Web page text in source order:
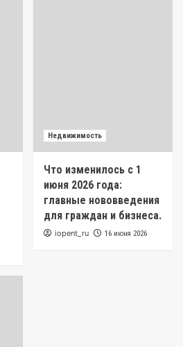
Недвижимость
Что изменилось с 1
июня 2026 года:
главные нововведения
для граждан и бизнеса.
iopent_ru 16 июня 2026